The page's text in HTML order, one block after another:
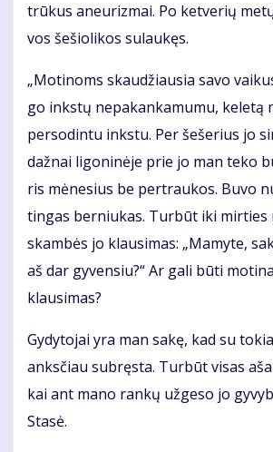
trū­kus aneu­riz­mai. Po ket­ve­rių
vos še­šio­li­kos su­lau­kęs.
„Mo­ti­noms skau­džiau­sia sa­vo
go inks­tų ne­pa­kan­ka­mu­mu, ke­le­tą
per­so­din­tu inks­tu. Per še­še­rius jo
daž­nai li­go­ni­nė­je prie jo man te­ko
ris mė­ne­sius be per­trau­kos. Bu­vo
tin­gas ber­niu­kas. Tur­būt iki mir­ties
skam­bės jo klau­si­mas: „Ma­my­te,
aš dar gy­ven­siu?“ Ar ga­li bū­ti
klau­si­mas?
Gy­dy­to­jai yra man sa­kę, kad su
anks­čiau su­bręs­ta. Tur­būt vi­sas
kai ant ma­no ran­kų už­ge­so jo
Sta­sė.